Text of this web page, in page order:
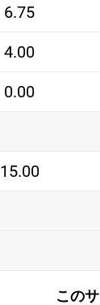
6.75
4.00
0.00
15.00
この